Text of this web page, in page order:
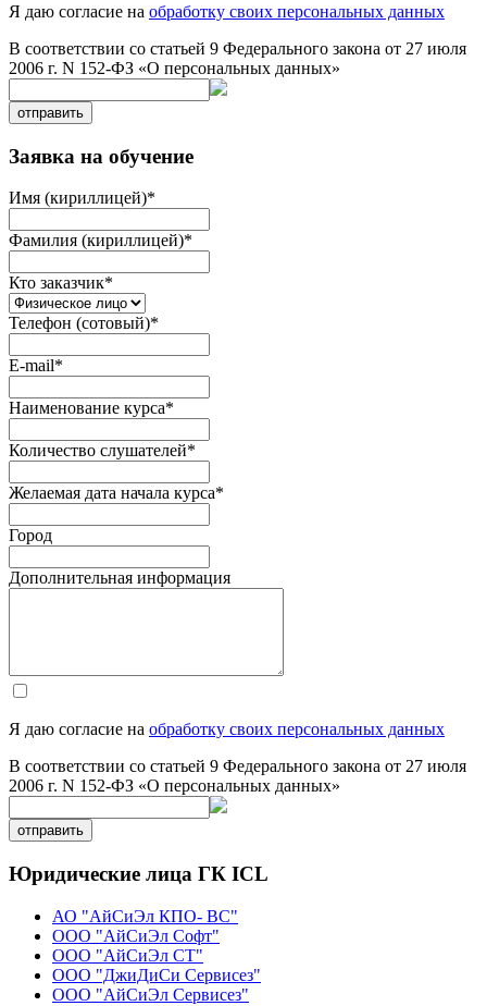
Я даю согласие на обработку своих персональных данных
В соответствии со статьей 9 Федерального закона от 27 июля
2006 г. N 152-ФЗ «О персональных данных»
отправить
Заявка на обучение
Имя (кириллицей)*
Фамилия (кириллицей)*
Кто заказчик*
Телефон (сотовый)*
E-mail*
Наименование курса*
Количество слушателей*
Желаемая дата начала курса*
Город
Дополнительная информация
Я даю согласие на обработку своих персональных данных
В соответствии со статьей 9 Федерального закона от 27 июля
2006 г. N 152-ФЗ «О персональных данных»
отправить
Юридические лица ГК ICL
АО "АйСиЭл КПО- ВС"
ООО "АйСиЭл Софт"
ООО "АйСиЭл СТ"
ООО "ДжиДиСи Сервисез"
ООО "АйСиЭл Сервисез"